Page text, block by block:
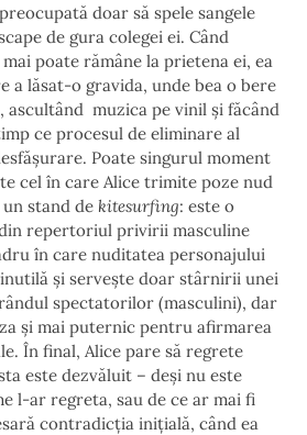
doar să spele sangele
de gura colegei ei. Când
poate rămâne la prietena ei, ea
a lăsat-o gravida, unde bea o bere
ascultând muzica pe vinil și făcând
ce procesul de eliminare al
Poate singurul moment
cel în care Alice trimite poze nud
stand de kitesurfing: este o
repertoriul privirii masculine
în care nuditatea personajului
și servește doar stârnirii unei
spectatorilor (masculini), dar
și mai puternic pentru afirmarea
În final, Alice pare să regrete
este dezvăluit – deși nu este
l-ar regreta, sau de ce ar mai fi
contradicția inițială, când ea